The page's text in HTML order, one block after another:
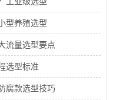
型养殖选型
流量选型要点
选型标准
腐款选型技巧